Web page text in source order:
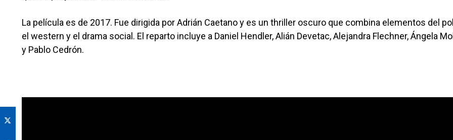
La película es de 2017. Fue dirigida por Adrián Caetano y es un thriller oscuro que combina elementos del
el western y el drama social. El reparto incluye a Daniel Hendler, Alián Devetac, Alejandra Flechner, Ángela
y Pablo Cedrón.